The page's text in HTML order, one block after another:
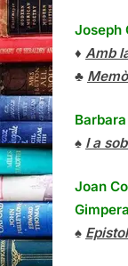
Joseph
♦ Amb
♣
♠ I a
Joan
Gimpera
♠